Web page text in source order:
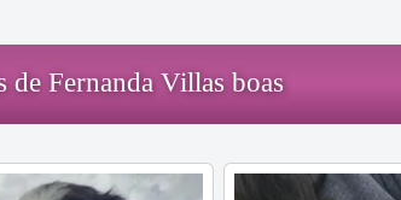
de Fernanda Villas boas